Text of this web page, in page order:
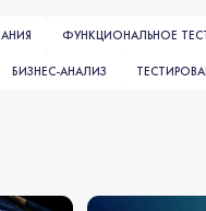
ФУНКЦИОНАЛЬНОЕ
БИЗНЕС-АНАЛИЗ